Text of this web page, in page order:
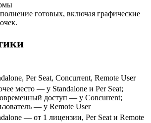
готовых, включая графические
Per Seat, Concurrent, Remote User
место — у Standalone и Per Seat;
доступ — у Concurrent;
— у Remote User
— от 1 лицензии, Per Seat и Remote